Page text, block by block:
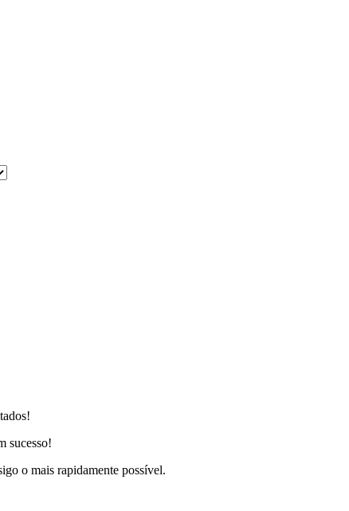
sucesso!
o mais rapidamente possível.